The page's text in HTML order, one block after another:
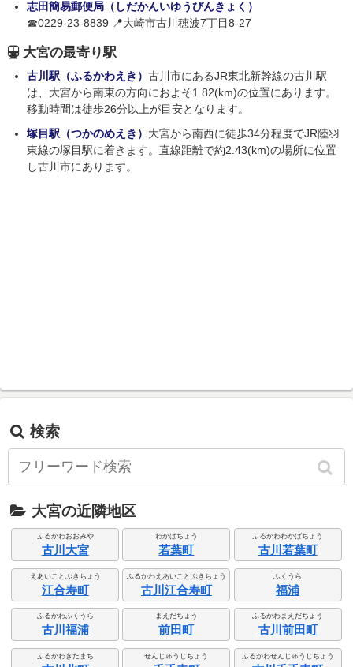
志田簡易郵便局（しだかんいゆうびんきょく）
☎0229-23-8839 📍大崎市古川穂波7丁目8-27
大宮の最寄り駅
古川駅（ふるかわえき） 古川市にあるJR東北新幹線の古川駅
は、大宮から南東の方向におよそ1.82(km)の位置にあります。
移動時間は徒歩26分以上が目安となります。
塚目駅（つかのめえき） 大宮から南西に徒歩34分程度でJR陸羽
東線の塚目駅に着きます。直線距離で約2.43(km)の場所に位置
し古川市にあります。
検索
大宮の近隣地区
ふるかわおおみや
古川大宮
わかばちょう
若葉町
ふるかわわかばちょう
古川若葉町
えあいことぶきちょう
江合寿町
ふるかわえあいことぶきちょう
古川江合寿町
ふくうら
福浦
ふるかわふくうら
古川福浦
まえだちょう
前田町
ふるかわまえだちょう
古川前田町
ふるかわきたまち せんじゅうじちょう ふるかわせんじゅうじちょう